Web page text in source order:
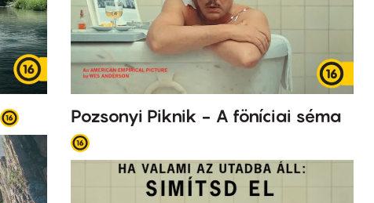
Pozsonyi Piknik - A föníciai séma